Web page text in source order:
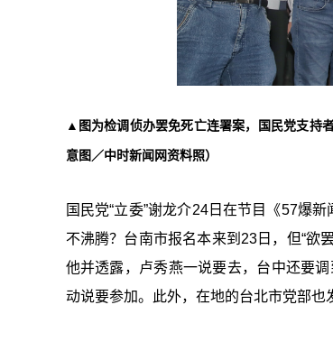
▲图为检调侦办罢免死亡连署案，国民党支持
意图／中时新闻网资料照）
国民党“立委”谢龙介24日在节目《57爆
不沸腾？台南市报名本来到23日，但“欲
他并透露，卢秀燕一说要去，台中还要
动说要参加。此外，在地的台北市党部也